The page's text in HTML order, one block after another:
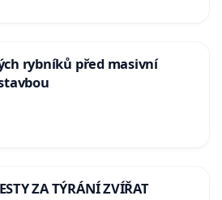
rybníků před masivní
ZA TÝRÁNÍ ZVÍŘAT